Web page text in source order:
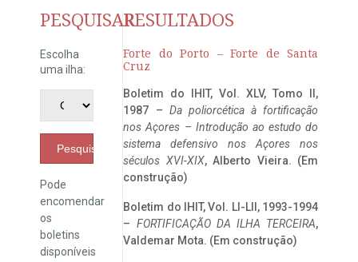
PESQUISAR
Escolha
uma ilha:
Pesquisar
Pode
encomendar
os
boletins
disponíveis
RESULTADOS
Forte do Porto – Forte de Santa
Cruz
Boletim do IHIT, Vol. XLV, Tomo II,
1987 – Da poliorcética à fortificação
nos Açores – Introdução ao estudo do
sistema defensivo nos Açores nos
séculos XVI-XIX, Alberto Vieira. (Em
construção)
Boletim do IHIT, Vol. LI-LII, 1993-1994
– FORTIFICAÇÃO DA ILHA TERCEIRA,
Valdemar Mota. (Em construção)